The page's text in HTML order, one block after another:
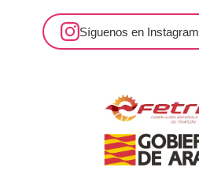
Síguenos en Instagram